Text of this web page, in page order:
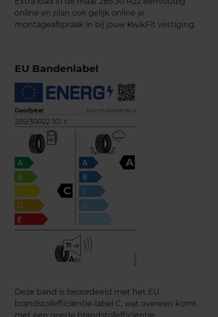
online en plan ook gelijk online je
montageafspraak in bij jouw KwikFit vestiging.
EU Bandenlabel
Goodyear EAGLE F1 ASYMMETRIC 6
285/30R22 101 Y
C
A
71
ABC
Deze band is beoordeeld met het EU
brandstofefficiëntie-label C, wat overeen komt